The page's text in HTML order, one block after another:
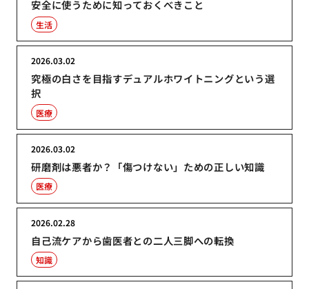
安全に使うために知っておくべきこと
生活
究極の白さを目指すデュアルホワイトニングという選
択
2026.03.02
医療
研磨剤は悪者か？「傷つけない」ための正しい知識
2026.03.02
医療
自己流ケアから歯医者との二人三脚への転換
2026.02.28
知識